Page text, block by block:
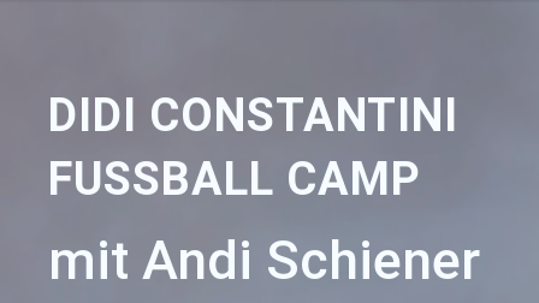
DIDI CONSTANTINI
FUSSBALL CAMP
mit Andi Schiener